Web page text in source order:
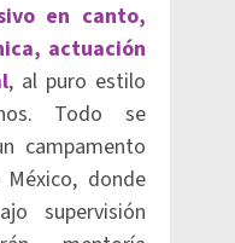
en canto,
actuación
, al puro estilo
Todo se
campamento
donde
supervisión